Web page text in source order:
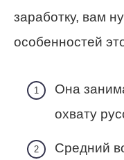
заработку, вам
особенностей
Она
охвату
Средний